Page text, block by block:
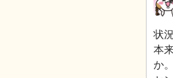
状
本
か。